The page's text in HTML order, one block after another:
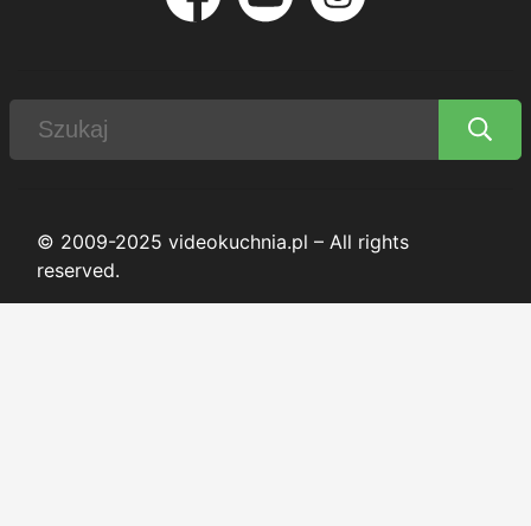
© 2009-2025 videokuchnia.pl – All rights
reserved.